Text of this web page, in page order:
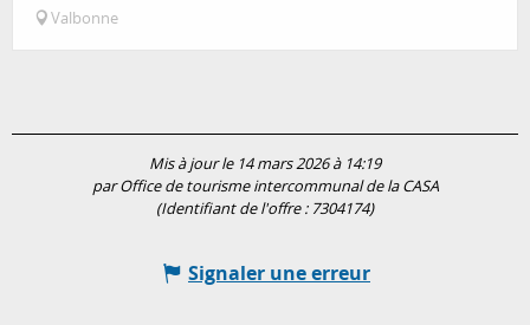
Valbonne
Mis à jour le 14 mars 2026 à 14:19
par Office de tourisme intercommunal de la CASA
(Identifiant de l'offre : 7304174)
Signaler une erreur